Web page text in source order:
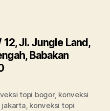
12, Jl. Jungle Land,
Babakan
topi bogor, konveksi
jakarta, konveksi topi